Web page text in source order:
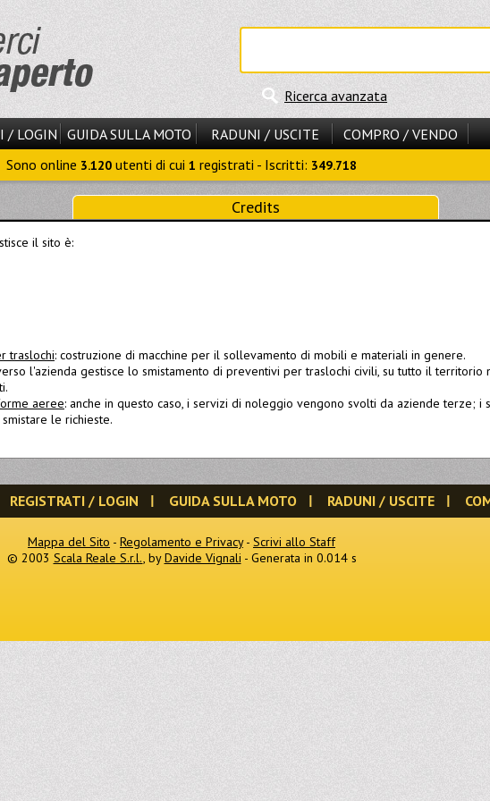
Ricerca avanzata
/ LOGIN GUIDA SULLA MOTO RADUNI / USCITE
COMPRO / VENDO
Sono online 3.120 utenti di cui 1 registrati - Iscritti: 349.718
Credits
il sito è:
traslochi: costruzione di macchine per il sollevamento di mobili e materiali in genere.
l'azienda gestisce lo smistamento di preventivi per traslochi civili, su tutto il
aeree: anche in questo caso, i servizi di noleggio vengono svolti da aziende terze; i
le richieste.
REGISTRATI / LOGIN GUIDA SULLA MOTO RADUNI / USCITE
Mappa del Sito - Regolamento e Privacy- Scrivi allo Staff
© 2003 Scala Reale S.r.l., byDavide Vignali - Generata in 0.014 s